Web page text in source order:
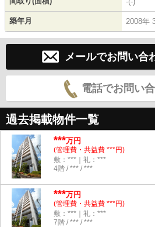
築年月 2008年
メールでお問い合
電話でお問い
過去掲載物件一覧
***万円
(管理費・共益費 ***円)
敷：***｜礼：***
4階 / *** / ***
***万円
(管理費・共益費 ***円)
敷：***｜礼：***
7階 / *** / ***